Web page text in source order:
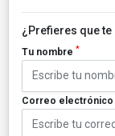
¿Prefieres que
Tu nombre *
Correo electrónico